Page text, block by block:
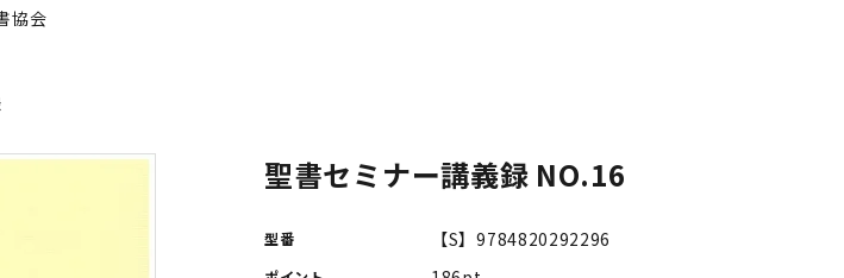
協会
聖書セミナー講義録 NO.16
型番 【S】9784820292296